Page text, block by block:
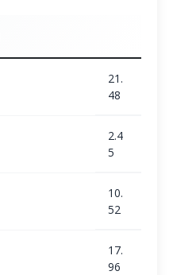
21.
48
2.4
5
10.
52
17.
96